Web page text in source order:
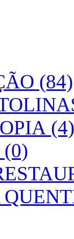
(84)
(4)
(0)